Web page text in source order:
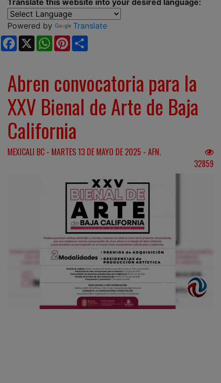
Translate this website into your desired language:
Powered by
Translate
Facebook
X WhatsApp
Pinterest
Abren convocatoria para la
XXV Bienal de Arte de Baja
California
MEXICALI BC - MARTES 13 DE MAYO DE 2025 - AFN.
32859